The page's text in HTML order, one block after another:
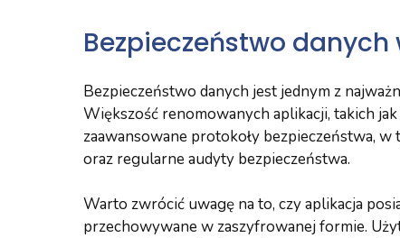
Bezpieczeństwo
Bezpieczeństwo danych jest jednym z
Większość renomowanych aplikacji, takich
zaawansowane protokoły bezpieczeństwa,
oraz regularne audyty bezpieczeństwa.
Warto zwrócić uwagę na to, czy aplikacja
przechowywane w zaszyfrowanej formie.